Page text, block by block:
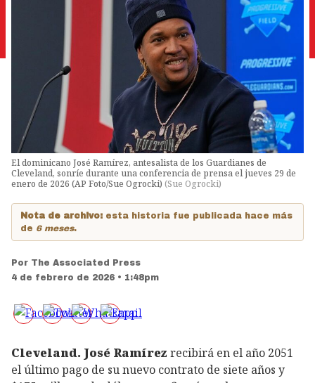
El dominicano José Ramírez, antesalista de los Guardianes de
Cleveland, sonríe durante una conferencia de prensa el jueves 29 de
enero de 2026 (AP Foto/Sue Ogrocki) (Sue Ogrocki)
Nota de archivo: esta historia fue publicada hace más
de 6 meses.
Por The Associated Press
4 de febrero de 2026 • 1:48pm
Cleveland. José Ramírez recibirá en el año 2051
el último pago de su nuevo contrato de siete años y